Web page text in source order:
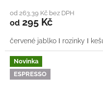
od 263,39 Kč bez DPH
od 295 Kč
červené jablko Ι rozinky Ι
Novinka
ESPRESSO